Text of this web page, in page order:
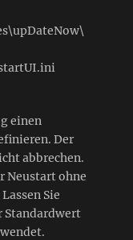
einen
Der
abbrechen.
Neustart ohne
Sie
Standardwert